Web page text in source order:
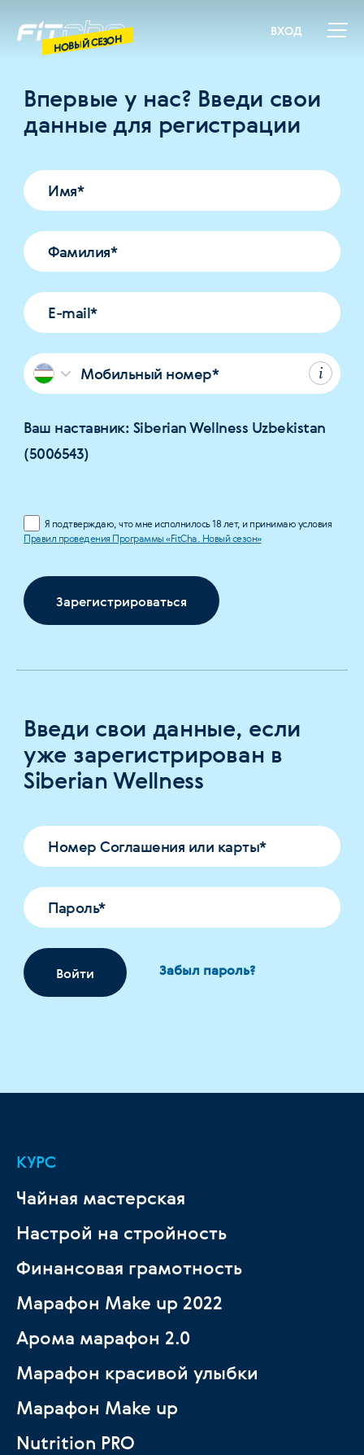
НОВЫЙ СЕЗОН
ВХОД
Введи свои данные, если
уже зарегистрирован в
Siberian Wellness
Номер Соглашения или карты*
Пароль*
Войти Забыл пароль?
Впервые у нас? Введи свои
данные для регистрации
Имя*
Фамилия*
E-mail*
Мобильный номер*
Ваш наставник: Siberian Wellness Uzbekistan
(5006543)
Я подтверждаю, что мне исполнилось 18 лет, и принимаю условия
Правил проведения Программы «FitCha. Новый сезон»
Зарегистрироваться
КУРС
Чайная мастерская
Настрой на стройность
Финансовая грамотность
Марафон Make up 2022
Арома марафон 2.0
Марафон красивой улыбки
Марафон Make up
Nutrition PRO